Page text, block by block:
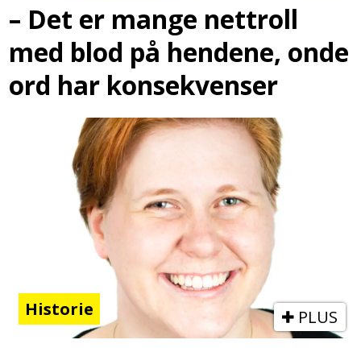
– Det er mange nettroll
med blod på hendene, onde
ord har konsekvenser
Historie PLUS